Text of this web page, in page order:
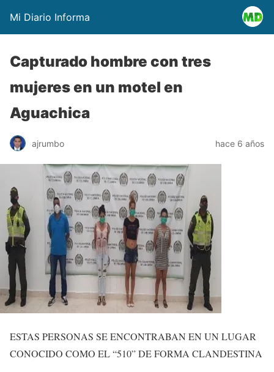
Mi Diario Informa
Capturado hombre con tres
mujeres en un motel en
Aguachica
ajrumbo hace 6 años
ESTAS PERSONAS SE ENCONTRABAN EN UN LUGAR
CONOCIDO COMO EL “510” DE FORMA CLANDESTINA